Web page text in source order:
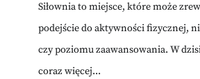
Siłownia to miejsce, które może
podejście do aktywności fizycznej,
czy poziomu zaawansowania. W
coraz więcej...